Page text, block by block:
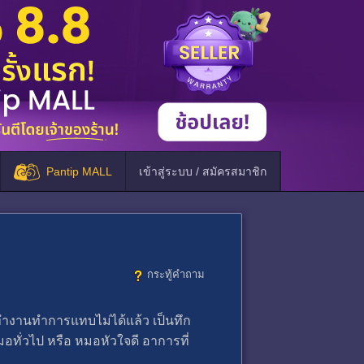
Pantip MALL เข้าสู่ระบบ / สมัครสมาชิก
กระทู้คำถาม
งานทำการแทบไม่ได้แล้ว เป็นทึก
อทั่วไป หรือ หมอหัวใจดี อาการที่